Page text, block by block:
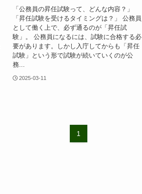
「公務員の昇任試験って、どんな内容？」
「昇任試験を受けるタイミングは？」 公務員
として働く上で、必ず通るのが「昇任試
験」。 公務員になるには、試験に合格する必
要があります。しかし入庁してからも「昇任
試験」という形で試験が続いていくのが公
務...
2025-03-11
1